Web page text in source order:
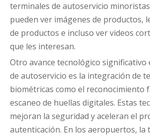
terminales de autoservicio
pueden ver imágenes de productos,
de productos e incluso ver videos
que les interesan.
Otro avance tecnológico significativo
de autoservicio es la integración de
biométricas como el reconocimiento
escaneo de huellas digitales. Estas
mejoran la seguridad y aceleran el
autenticación. En los aeropuertos, la